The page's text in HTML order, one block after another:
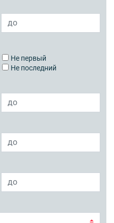
Не первый
Не последний